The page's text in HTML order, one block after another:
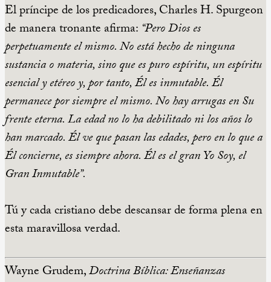
El príncipe de los predicadores, Charles H. Spurgeon
de manera tronante afirma: “Pero Dios es
perpetuamente el mismo. No está hecho de ninguna
sustancia o materia, sino que es puro espíritu, un espíritu
esencial y etéreo y, por tanto, Él es inmutable. Él
permanece por siempre el mismo. No hay arrugas en Su
frente eterna. La edad no lo ha debilitado ni los años lo
han marcado. Él ve que pasan las edades, pero en lo que a
Él concierne, es siempre ahora. Él es el gran Yo Soy, el
Gran Inmutable”.
Tú y cada cristiano debe descansar de forma plena en
esta maravillosa verdad.
Wayne Grudem,Doctrina Bíblica: Enseñanzas